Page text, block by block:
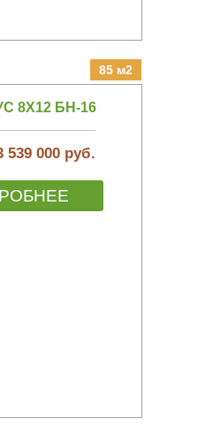
85 м2
8Х12 БН-16
539 000 руб.